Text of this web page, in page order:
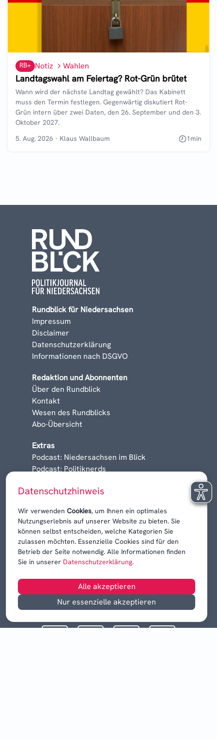
RB+ Notiz Wahlen
Landtagswahl am Feiertag? Rot-Grün brütet
Wann wird der nächste Landtag gewählt? Das Kabinett
muss den Termin festlegen. Gegenwärtig diskutiert Rot-
Grün intern über zwei Daten, den 26. September und den 3.
Oktober 2027.
5. Aug. 2026 · Klaus Wallbaum 1min
Datenschutzhinweis
Wir verwenden Cookies, um Ihnen ein optimales
Nutzungserlebnis auf unserer Website zu bieten. Sie
können selbst entscheiden, welche Kategorien Sie
zulassen möchten. Essenzielle Cookies sind für den
Betrieb der Seite notwendig. Alle Informationen finden
Sie in unserer Datenschutzerklärung.
Alle akzeptieren
Nur essenzielle akzeptieren
Rundblick für Niedersachsen
Impressum
Disclaimer
Datenschutzerklärung
Informationen nach DSGVO
Redaktion und Abonnenten
Über den Rundblick
Kontakt
Wesen des Rundblicks
Abo-Übersicht
Extras
Podcast: Niedersachsen im Blick
Podcast: Politiknerds
Karrieren, Krisen & Kontroversen